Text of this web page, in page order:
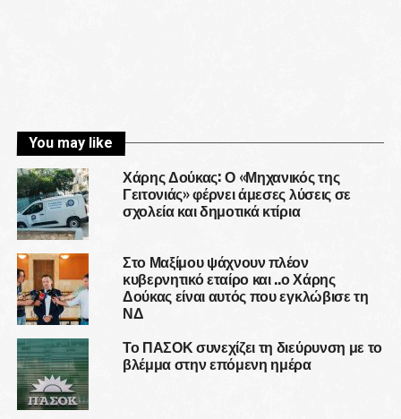
You may like
Χάρης Δούκας: Ο «Μηχανικός της
Γειτονιάς» φέρνει άμεσες λύσεις σε
σχολεία και δημοτικά κτίρια
Στο Μαξίμου ψάχνουν πλέον
κυβερνητικό εταίρο και ..ο Χάρης
Δούκας είναι αυτός που εγκλώβισε τη
ΝΔ
Το ΠΑΣΟΚ συνεχίζει τη διεύρυνση με το
βλέμμα στην επόμενη ημέρα